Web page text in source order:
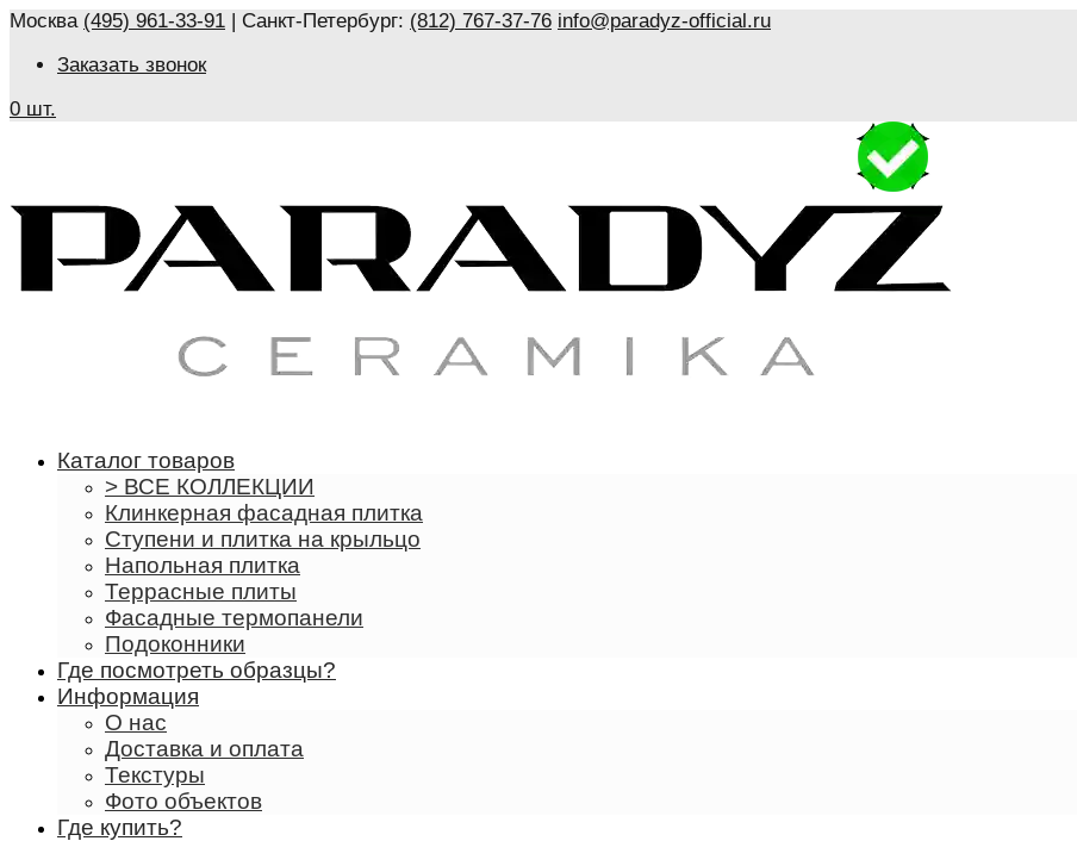
Москва (495) 961-33-91 | Санкт-Петербург: (812) 767-37-76 info@paradyz-official.ru
Заказать звонок
0 шт.
Каталог товаров
> ВСЕ КОЛЛЕКЦИИ
Клинкерная фасадная плитка
Ступени и плитка на крыльцо
Напольная плитка
Террасные плиты
Фасадные термопанели
Подоконники
Где посмотреть образцы?
Информация
О нас
Доставка и оплата
Текстуры
Фото объектов
Где купить?